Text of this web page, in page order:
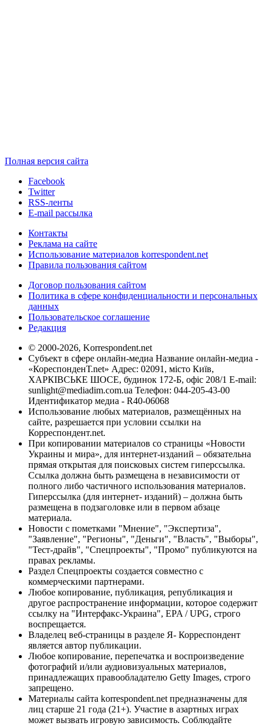
Полная версия сайта
Facebook
Twitter
RSS-ленты
E-mail рассылка
Контакты
Реклама на сайте
Использование материалов korrespondent.net
Правила пользования сайтом
Договор пользования сайтом
Политика в сфере конфиденциальности и персональных
данных
Пользовательское соглашение
Редакция
© 2000-2026, Korrespondent.net
Субъект в сфере онлайн-медиа Название онлайн-медиа -
«КореспонденТ.net» Адрес: 02091, місто Київ,
ХАРКІВСЬКЕ ШОСЕ, будинок 172-Б, офіс 208/1 E-mail:
sunlight@mediadim.com.ua Телефон: 044-205-43-00
Идентификатор медиа - R40-06068
Использование любых материалов, размещённых на
сайте, разрешается при условии ссылки на
Корреспондент.net.
При копировании материалов со страницы «Новости
Украины и мира», для интернет-изданий – обязательна
прямая открытая для поисковых систем гиперссылка.
Ссылка должна быть размещена в независимости от
полного либо частичного использования материалов.
Гиперссылка (для интернет- изданий) – должна быть
размещена в подзаголовке или в первом абзаце
материала.
Новости с пометками "Мнение", "Экспертиза",
"Заявление", "Регионы", "Деньги", "Власть", "Выборы",
"Тест-драйв", "Спецпроекты", "Промо" публикуются на
правах рекламы.
Раздел Спецпроекты создается совместно с
коммерческими партнерами.
Любое копирование, публикация, републикация и
другое распространение информации, которое содержит
ссылку на "Интерфакс-Украина", EPA / UPG, строго
воспрещается.
Владелец веб-страницы в разделе Я- Корреспондент
является автор публикации.
Любое копирование, перепечатка и воспроизведение
фотографий и/или аудиовизуальных материалов,
принадлежащих правообладателю Getty Images, строго
запрещено.
Материалы сайта korrespondent.net предназначены для
лиц старше 21 года (21+). Участие в азартных играх
может вызвать игровую зависимость. Соблюдайте